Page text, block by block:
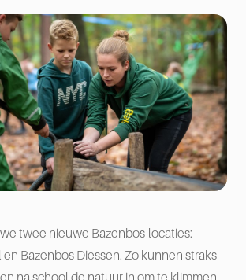
twee nieuwe Bazenbos-locaties:
en Bazenbos Diessen. Zo kunnen straks